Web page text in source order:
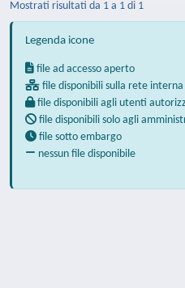
Mostrati risultati da 1 a 1 di 1
Legenda icone
file ad accesso aperto
file disponibili sulla rete interna
file disponibili agli utenti
file disponibili solo agli
file sotto embargo
nessun file disponibile